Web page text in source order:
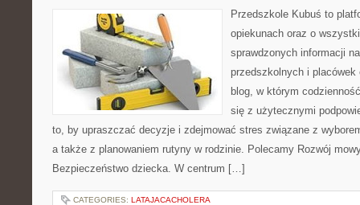
Przedszkole Kubuś to
opiekunach oraz o
sprawdzonych informacji
przedszkolnych i placówek
blog, w którym
się z użytecznymi
to, by upraszczać decyzje i zdejmować stres związane z
a także z planowaniem rutyny w rodzinie. Polecamy Rozwój
Bezpieczeństwo dziecka. W centrum […]
CATEGORIES: LATAJACACHOLERA